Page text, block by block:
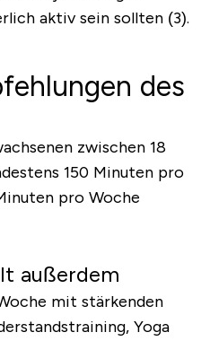
aktiv sein sollten (3).
des
zwischen 18
150 Minuten pro
pro Woche
außerdem
mit stärkenden
Yoga